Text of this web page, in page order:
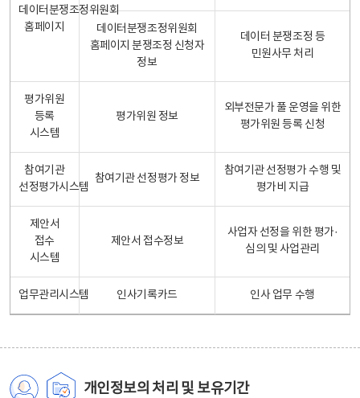
데이터분쟁조정위원회
홈페이지
데이터분쟁조정위원회
홈페이지 분쟁조정 신청자
정보
데이터 분쟁조정 등
민원사무 처리
평가위원
등록
시스템
평가위원 정보
외부전문가 풀 운영을 위한
평가위원 등록 신청
참여기관
선정평가시스템
참여기관 선정평가 정보
참여기관 선정평가 수행 및
평가비 지급
제안서
접수
시스템
제안서 접수정보
사업자 선정을 위한 평가·
심의 및 사업관리
업무관리시스템 인사기록카드 인사 업무 수행
개인정보의 처리 및 보유기간